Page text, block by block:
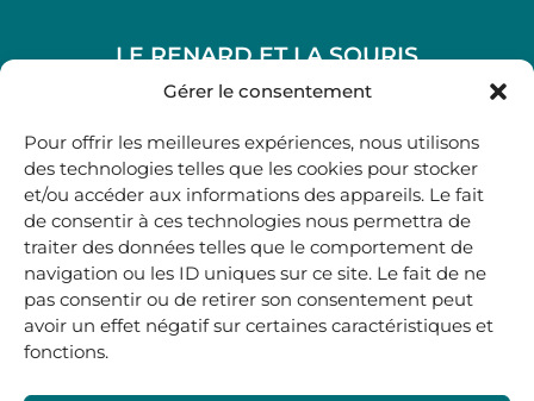
Gérer le consentement
Pour offrir les meilleures expériences, nous utilisons
des technologies telles que les cookies pour stocker
et/ou accéder aux informations des appareils. Le fait
de consentir à ces technologies nous permettra de
traiter des données telles que le comportement de
navigation ou les ID uniques sur ce site. Le fait de ne
pas consentir ou de retirer son consentement peut
avoir un effet négatif sur certaines caractéristiques et
fonctions.
LE RENARD ET LA SOURIS
48, rue Maubec 33210 LANGON
05 40 41 37 18
.
MARDI AU SAMEDI
10H00-12H45 | 14H00 -19H00
boutique@lerenardetlasouris.com